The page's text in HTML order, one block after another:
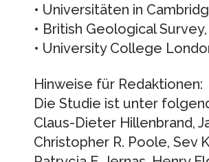
• Universitäten in
• British Geological Survey,
• University College
Hinweise für Redaktionen:
Die Studie ist unter
Claus-Dieter Hillenbrand,
Christopher R. Poole, Sev